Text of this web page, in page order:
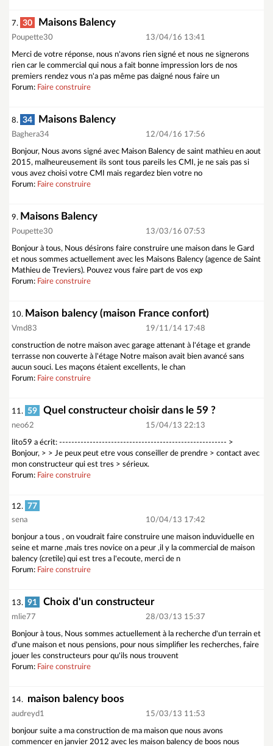
7. 30 Maisons Balency
Poupette30 13/04/16 13:41
Merci de votre réponse, nous n'avons rien signé et nous ne signerons
rien car le commercial qui nous a fait bonne impression lors de nos
premiers rendez vous n'a pas même pas daigné nous faire un
Forum: Faire construire
8. 34 Maisons Balency
Baghera34 12/04/16 17:56
Bonjour, Nous avons signé avec Maison Balency de saint mathieu en aout
2015, malheureusement ils sont tous pareils les CMI, je ne sais pas si
vous avez choisi votre CMI mais regardez bien votre no
Forum: Faire construire
9. Maisons Balency
Poupette30 13/03/16 07:53
Bonjour à tous, Nous désirons faire construire une maison dans le Gard
et nous sommes actuellement avec les Maisons Balency (agence de Saint
Mathieu de Treviers). Pouvez vous faire part de vos exp
Forum: Faire construire
10. Maison balency (maison France confort)
Vmd83 19/11/14 17:48
construction de notre maison avec garage attenant à l'étage et grande
terrasse non couverte à l'étage Notre maison avait bien avancé sans
aucun souci. Les maçons étaient excellents, le chan
Forum: Faire construire
11. 59 Quel constructeur choisir dans le 59 ?
neo62 15/04/13 22:13
lito59 a écrit: ------------------------------------------------------- >
Bonjour, > > Je peux peut etre vous conseiller de prendre > contact avec
mon constructeur qui est tres > sérieux.
Forum: Faire construire
12. 77
sena 10/04/13 17:42
bonjour a tous , on voudrait faire construire une maison induviduelle en
seine et marne ,mais tres novice on a peur ,il y la commercial de maison
balency (cretile) qui est tres a l'ecoute, merci de n
Forum: Faire construire
13. 91 Choix d'un constructeur
mlie77 28/03/13 15:37
Bonjour à tous, Nous sommes actuellement à la recherche d'un terrain et
d'une maison et nous pensions, pour nous simplifier les recherches, faire
jouer les constructeurs pour qu'ils nous trouvent
Forum: Faire construire
14. maison balency boos
audreyd1 15/03/13 11:53
bonjour suite a ma construction de ma maison que nous avons
commencer en janvier 2012 avec les maison balency de boos nous